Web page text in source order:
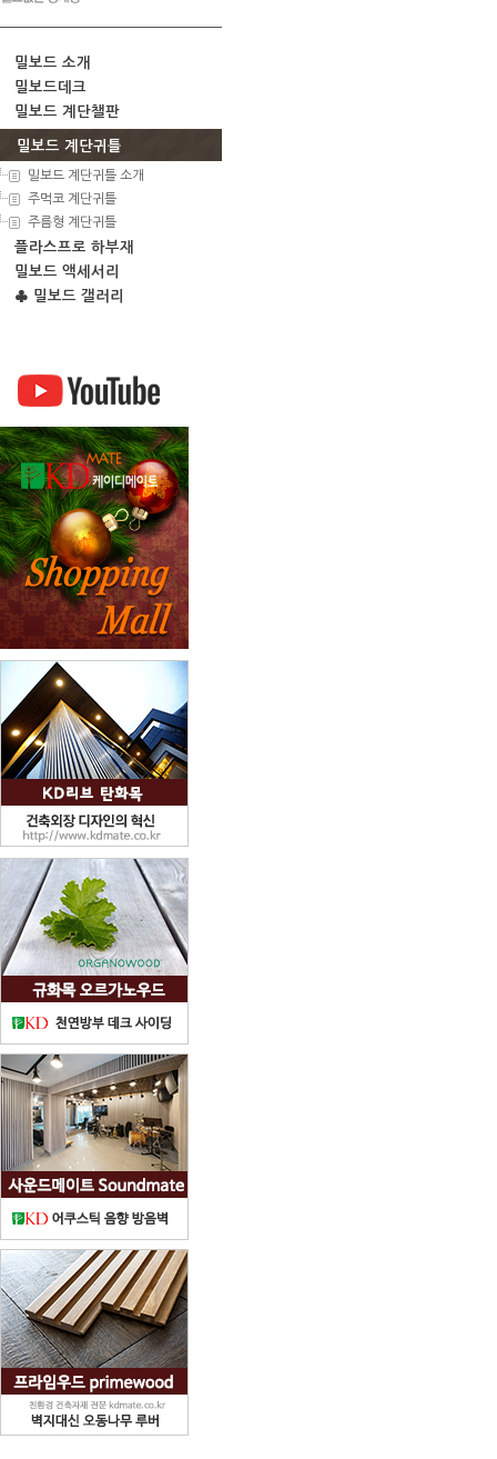
밀보드 소개
밀보드데크
밀보드 계단챌판
밀보드 계단귀틀
밀보드 계단귀틀 소개
주먹코 계단귀틀
주름형 계단귀틀
플라스프로 하부재
밀보드 액세서리
♣ 밀보드 갤러리